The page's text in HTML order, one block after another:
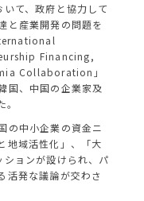
て、政府と協力して
と産業開発の問題を
Financing,
Collaboration」
国、中国の企業家及
の中小企業の資金ニ
地域活性化」、「大
ョンが設けられ、パ
活発な議論が交わさ